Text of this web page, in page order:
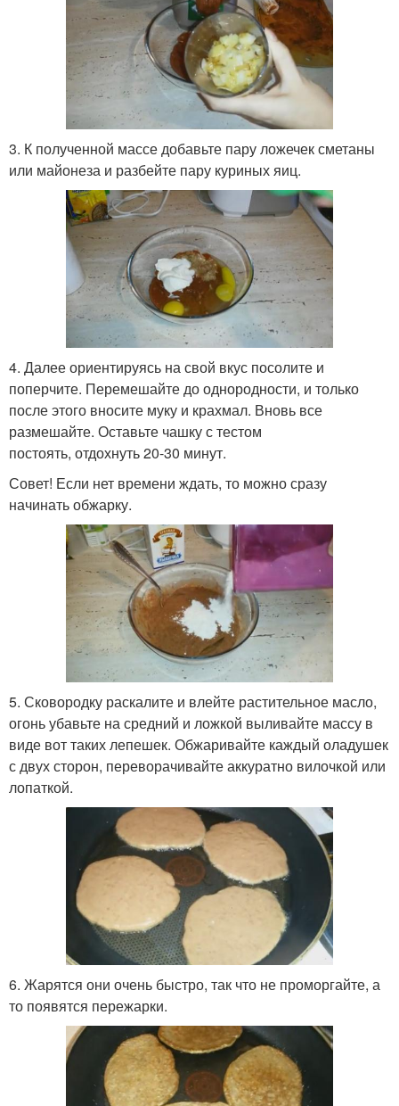
3. К полученной массе добавьте пару ложечек сметаны
или майонеза и разбейте пару куриных яиц.
4. Далее ориентируясь на свой вкус посолите и
поперчите. Перемешайте до однородности, и только
после этого вносите муку и крахмал. Вновь все
размешайте. Оставьте чашку с тестом
постоять, отдохнуть 20-30 минут.
Совет! Если нет времени ждать, то можно сразу
начинать обжарку.
5. Сковородку раскалите и влейте растительное масло,
огонь убавьте на средний и ложкой выливайте массу в
виде вот таких лепешек. Обжаривайте каждый оладушек
с двух сторон, переворачивайте аккуратно вилочкой или
лопаткой.
6. Жарятся они очень быстро, так что не проморгайте, а
то появятся пережарки.